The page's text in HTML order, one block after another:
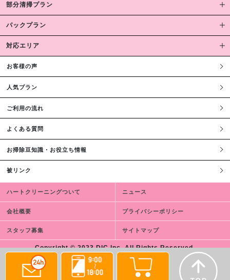
部分清掃プラン
パックプラン
対応エリア
お客様の声
人気プラン
ご利用の流れ
よくある質問
お掃除豆知識・お役立ち情報
被リンク
ハートクリーニングついて ニュース
会社概要 プライバシーポリシー
スタッフ募集 サイトマップ
Copyright © 2023 DIC,Inc. All Rights Reserved.